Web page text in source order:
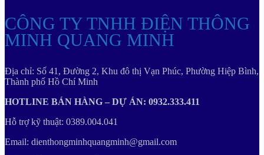
CÔNG TY TNHH ĐIỆN THÔNG
MINH QUANG MINH
Địa chỉ: Số 41, Đường 2, Khu đô thị Vạn Phúc, Phường Hiệp Bình,
Thành phố Hồ Chí Minh
HOTLINE BÁN HÀNG – DỰ ÁN: 0932.333.411
Hỗ trợ kỹ thuật: 0389.004.041
Email: dienthongminhquangminh@gmail.com